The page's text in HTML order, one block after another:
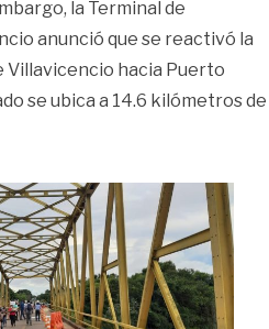
la Terminal de
anunció que se reactivó la
Villavicencio hacia Puerto
se ubica a 14.6 kilómetros de